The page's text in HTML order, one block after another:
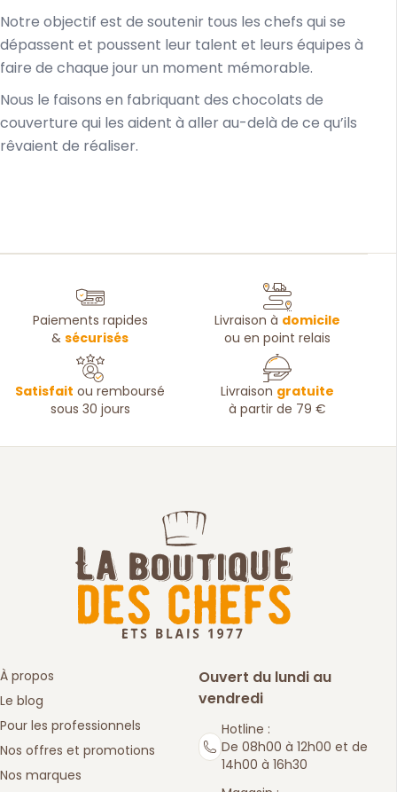
Notre objectif est de soutenir tous les chefs qui se
dépassent et poussent leur talent et leurs équipes à
faire de chaque jour un moment mémorable.
Nous le faisons en fabriquant des chocolats de
couverture qui les aident à aller au-delà de ce qu’ils
rêvaient de réaliser.
Paiements rapides
&sécurisés
Livraison à domicile
ou en point relais
Satisfait ou remboursé
sous 30 jours
Livraison gratuite
à partir de 79 €
À propos
Le blog
Pour les professionnels
Nos offres et promotions
Nos marques
Ouvert du lundi au
vendredi
Hotline :
De 08h00 à 12h00 et de
14h00 à 16h30